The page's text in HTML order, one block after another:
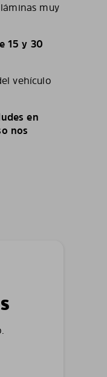
muy
15 y 30
vehículo
en
nos